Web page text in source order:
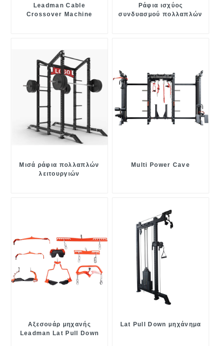
Leadman Cable
Crossover Machine
Ράφια ισχύος
συνδυασμού πολλαπλών
Μισά ράφια πολλαπλών
λειτουργιών
Multi Power Cave
Αξεσουάρ μηχανής
Leadman Lat Pull Down
Lat Pull Down μηχάνημα